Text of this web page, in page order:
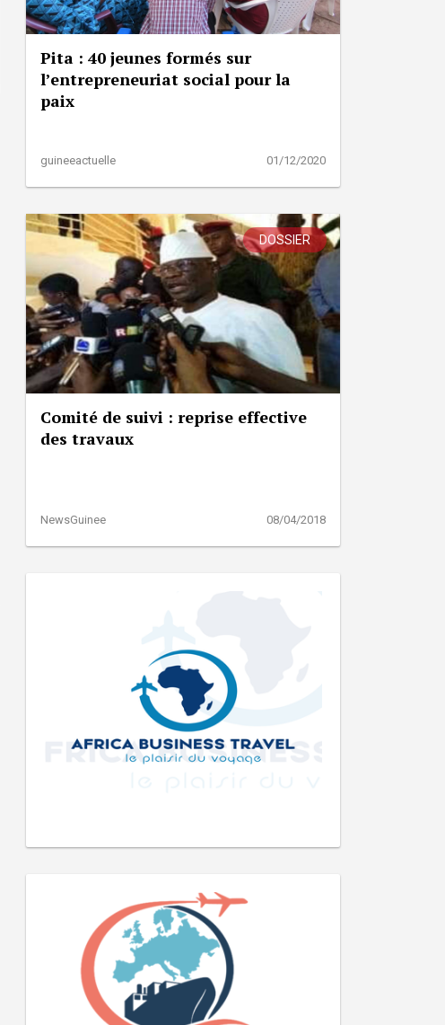
Pita : 40 jeunes formés sur
l’entrepreneuriat social pour la
paix
guineeactuelle 01/12/2020
DOSSIER
Comité de suivi : reprise effective
des travaux
NewsGuinee 08/04/2018